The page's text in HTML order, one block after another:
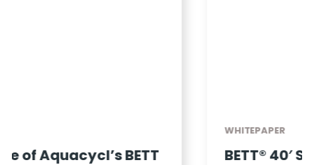
BETT® 40′ Spec Sheet